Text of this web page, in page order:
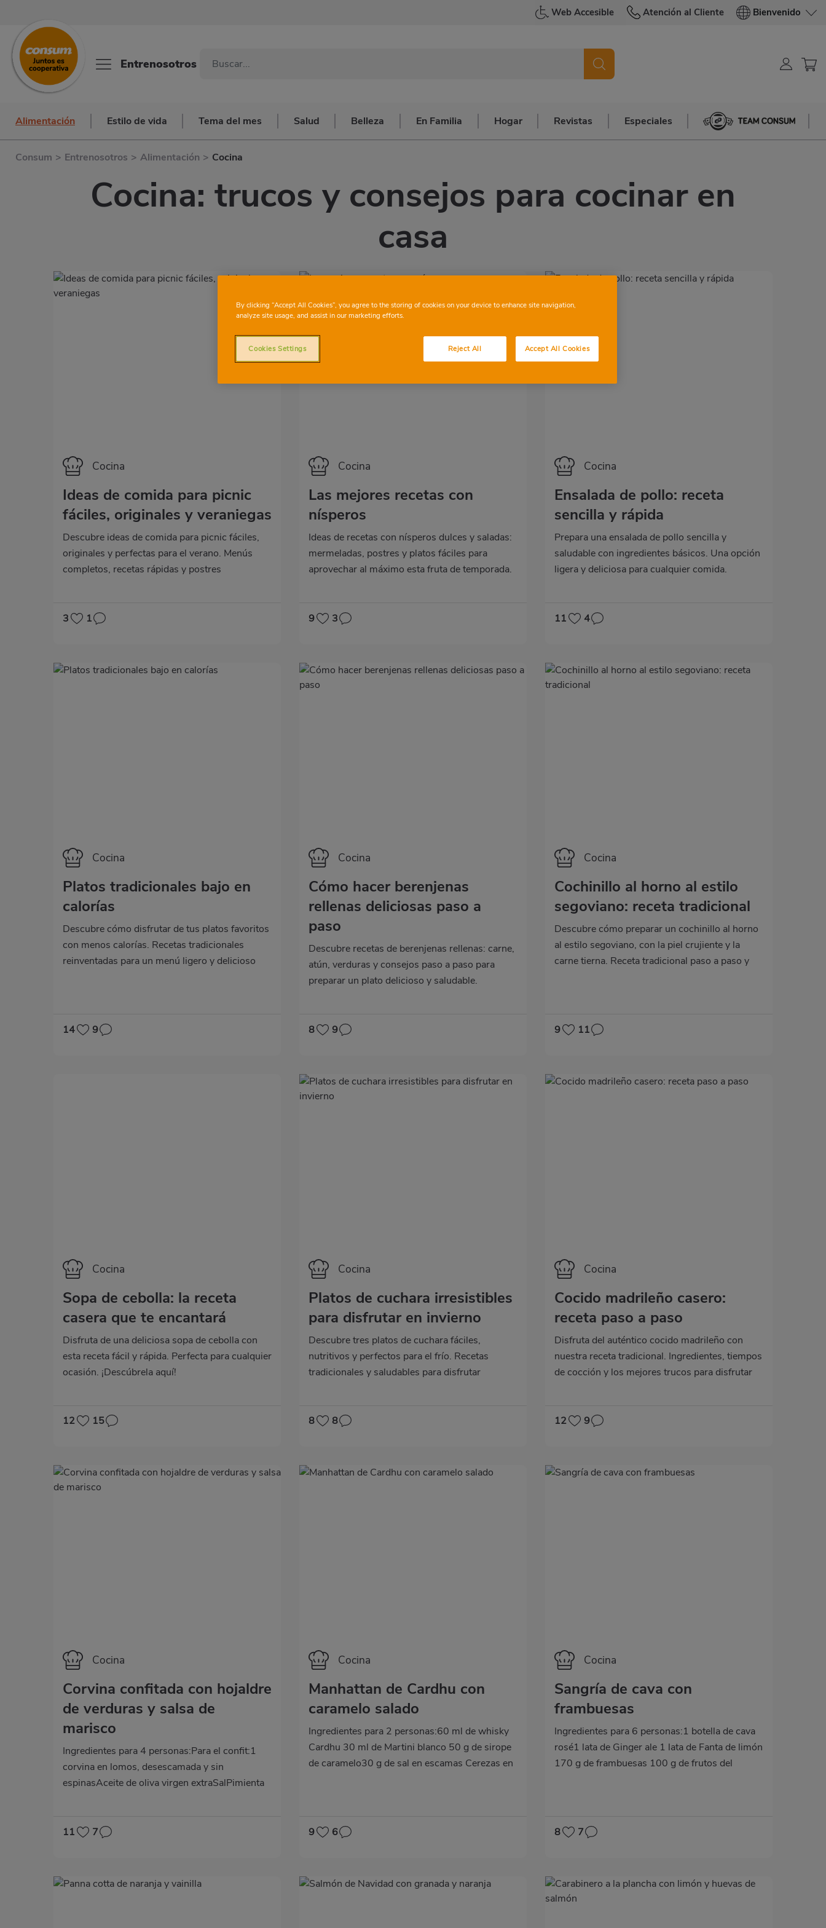
Web Accesible Atención al Cliente Bienvenido
Entrenosotros
Alimentación Estilo de vida Tema del mes Salud Belleza En Familia Hogar Revistas Especiales Team Consum
Consum > Entrenosotros > Alimentación > Cocina
Cocina: trucos y consejos para cocinar en
casa
Categoría
Cocina
Ideas de comida para picnic
fáciles, originales y veraniegas
Descubre ideas de comida para picnic fáciles,
originales y perfectas para el verano. Menús
completos, recetas rápidas y postres
3 1
Categoría
Cocina
Las mejores recetas con
nísperos
Ideas de recetas con nísperos dulces y saladas:
mermeladas, postres y platos fáciles para
aprovechar al máximo esta fruta de temporada.
9 3
Categoría
Cocina
Ensalada de pollo: receta
sencilla y rápida
Prepara una ensalada de pollo sencilla y
saludable con ingredientes básicos. Una opción
ligera y deliciosa para cualquier comida.
11 4
Categoría
Cocina
Platos tradicionales bajo en
calorías
Descubre cómo disfrutar de tus platos favoritos
con menos calorías. Recetas tradicionales
reinventadas para un menú ligero y delicioso
14 9
Categoría
Cocina
Cómo hacer berenjenas
rellenas deliciosas paso a
paso
Descubre recetas de berenjenas rellenas: carne,
atún, verduras y consejos paso a paso para
preparar un plato delicioso y saludable.
8 9
Categoría
Cocina
Cochinillo al horno al estilo
segoviano: receta tradicional
Descubre cómo preparar un cochinillo al horno
al estilo segoviano, con la piel crujiente y la
carne tierna. Receta tradicional paso a paso y
9 11
Categoría
Cocina
Sopa de cebolla: la receta
casera que te encantará
Disfruta de una deliciosa sopa de cebolla con
esta receta fácil y rápida. Perfecta para cualquier
ocasión. ¡Descúbrela aquí!
12 15
Categoría
Cocina
Platos de cuchara irresistibles
para disfrutar en invierno
Descubre tres platos de cuchara fáciles,
nutritivos y perfectos para el frío. Recetas
tradicionales y saludables para disfrutar
8 8
Categoría
Cocina
Cocido madrileño casero:
receta paso a paso
Disfruta del auténtico cocido madrileño con
nuestra receta tradicional. Ingredientes, tiempos
de cocción y los mejores trucos para disfrutar
12 9
Categoría
Cocina
Corvina confitada con hojaldre
de verduras y salsa de
marisco
Ingredientes para 4 personas:Para el confit:1
corvina en lomos, desescamada y sin
espinasAceite de oliva virgen extraSalPimienta
maicenaPara el hojaldre:Masa de hojaldre
decorar:Perejil frescoCebollinoAceite de oliva
11 7
Categoría
Cocina
Manhattan de Cardhu con
caramelo salado
Ingredientes para 2 personas:60 ml de whisky
Cardhu 30 ml de Martini blanco 50 g de sirope
de caramelo30 g de sal en escamas Cerezas en
copa en el sirope y luego en la sal para que se
el cóctel en la copa y decora con una cereza en
9 6
Categoría
Cocina
Sangría de cava con
frambuesas
Ingredientes para 6 personas:1 botella de cava
rosé1 lata de Ginger ale 1 lata de Fanta de limón
170 g de frambuesas 100 g de frutos del
jarra, pon todos los ingredientes en el siguiente
cava y remueve para que la sangría se
8 7
By clicking “Accept All Cookies”, you agree to the storing of cookies on your device to enhance site navigation,
analyze site usage, and assist in our marketing efforts.
Reject All Accept All Cookies
Cookies Settings